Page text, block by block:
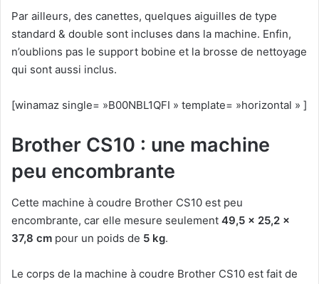
Par ailleurs, des canettes, quelques aiguilles de type
standard & double sont incluses dans la machine. Enfin,
n’oublions pas le support bobine et la brosse de nettoyage
qui sont aussi inclus.
[winamaz single= »B00NBL1QFI » template= »horizontal » ]
Brother CS10 : une machine
peu encombrante
Cette machine à coudre Brother CS10 est peu
encombrante, car elle mesure seulement 49,5 x 25,2 x
37,8 cm pour un poids de 5 kg.
Le corps de la machine à coudre Brother CS10 est fait de